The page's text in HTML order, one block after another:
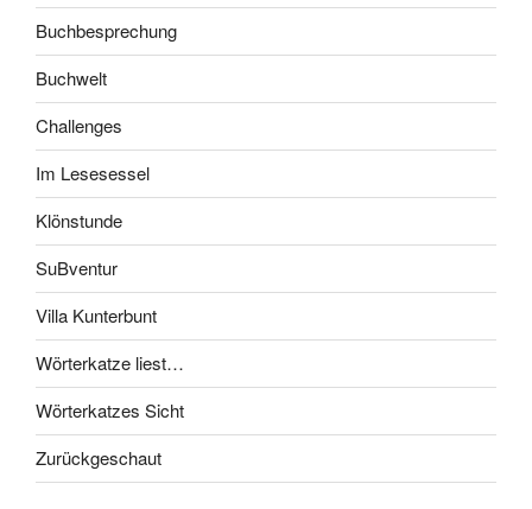
Buchbesprechung
Buchwelt
Challenges
Im Lesesessel
Klönstunde
SuBventur
Villa Kunterbunt
Wörterkatze liest…
Wörterkatzes Sicht
Zurückgeschaut